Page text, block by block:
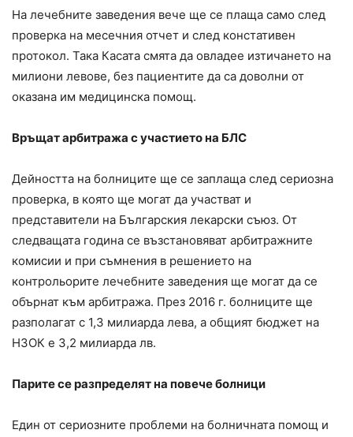
На лечебните заведения вече ще се плаща само след
проверка на месечния отчет и след констативен
протокол. Така Касата смята да овладее изтичането на
милиони левове, без пациентите да са доволни от
оказана им медицинска помощ.
Връщат арбитража с участието на БЛС
Дейността на болниците ще се заплаща след сериозна
проверка, в която ще могат да участват и
представители на Българския лекарски съюз. От
следващата година се възстановяват арбитражните
комисии и при съмнения в решението на
контрольорите лечебните заведения ще могат да се
обърнат към арбитража. През 2016 г. болниците ще
разполагат с 1,3 милиарда лева, а общият бюджет на
НЗОК е 3,2 милиарда лв.
Парите се разпределят на повече болници
Един от сериозните проблеми на болничната помощ и